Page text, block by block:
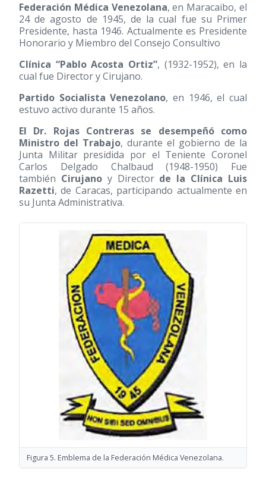
Federación Médica Venezolana, en Maracaibo, el
24 de agosto de 1945, de la cual fue su Primer
Presidente, hasta 1946. Actualmente es Presidente
Honorario y Miembro del Consejo Consultivo
Clínica “Pablo Acosta Ortiz”, (1932-1952), en la
cual fue Director y Cirujano.
Partido Socialista Venezolano, en 1946, el cual
estuvo activo durante 15 años.
El Dr. Rojas Contreras se desempeñó como
Ministro del Trabajo, durante el gobierno de la
Junta Militar presidida por el Teniente Coronel
Carlos Delgado Chalbaud(1948-1950) Fue
también Cirujanoy Director de la Clínica Luis
Razetti, de Caracas, participando actualmente en
su Junta Administrativa.
Figura 5. Emblema de la Federación Médica Venezolana.